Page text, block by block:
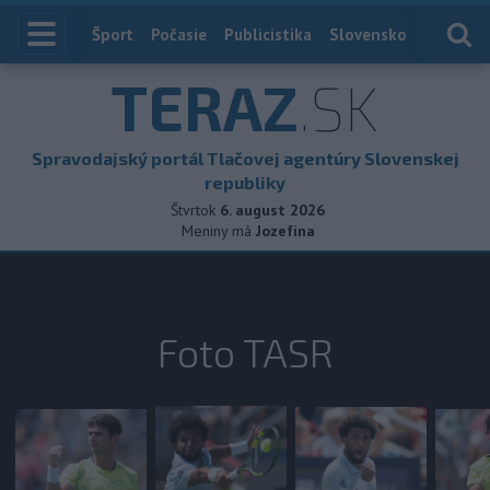
Index
Šport Počasie Publicistika Slovensko
TERAZ.SK
Spravodajský portál Tlačovej agentúry Slovenskej
republiky
Štvrtok 6. august 2026
Meniny má Jozefína
Foto TASR